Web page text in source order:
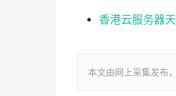
香港云服务器
本文由网上采集发布